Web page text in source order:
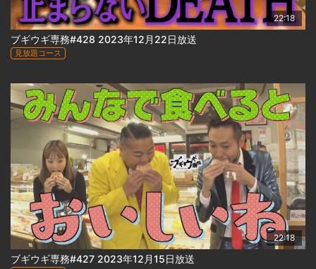
22:18
ブギウギ専務#428 2023年12月22日放送
見放題コース
22:18
ブギウギ専務#427 2023年12月15日放送